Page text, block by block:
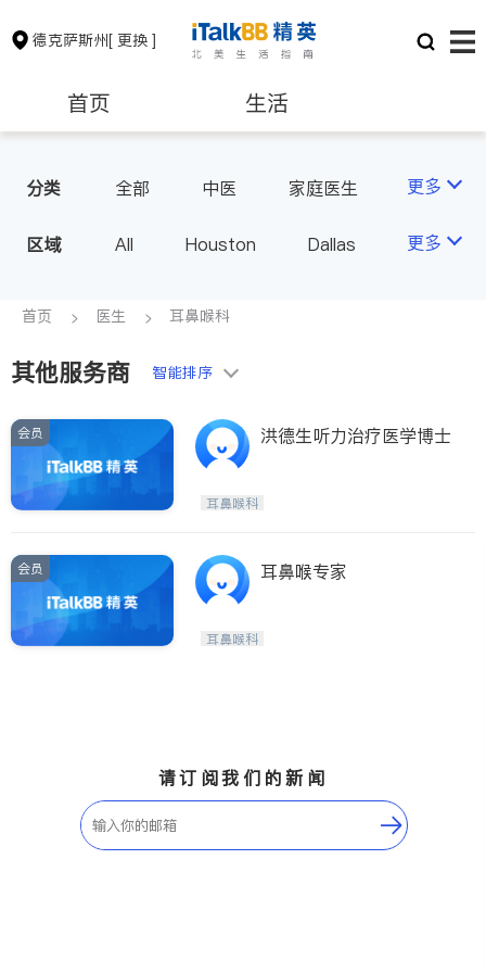
德克萨斯州[ 更换 ]
首页 生活
保险理财 房地产租售
银行贷款
建筑装修
非盈利组织
分类 全部 中医
家庭医生
眼科
妇科
儿科
心脏科
足科
肠胃肝脏科
呼吸科
医生-其它
内分泌科
骨科
更多
区域 All Houston
Dallas
TX - Other Cities
更多
首页 医生 耳鼻喉科
其他服务商 智能排序
会员 洪德生听力治疗医学博士
耳鼻喉科
会员 耳鼻喉专家
耳鼻喉科
请订阅我们的新闻